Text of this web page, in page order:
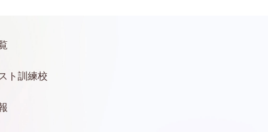
ト訓練校